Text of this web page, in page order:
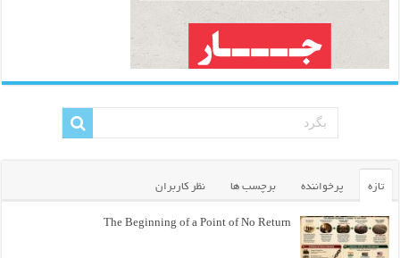
تازه پرخواننده برچسب ها نظر کاربران
The Beginning of a Point of No Return